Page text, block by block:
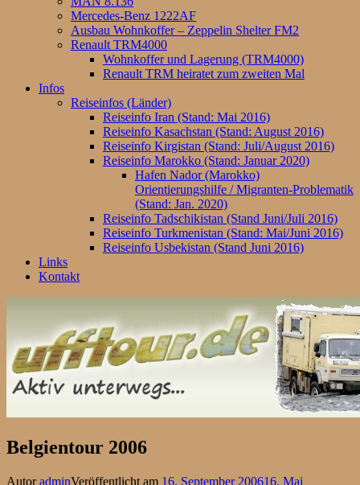
Mercedes-Benz 1222AF
Ausbau Wohnkoffer – Zeppelin Shelter FM2
Renault TRM4000
Wohnkoffer und Lagerung (TRM4000)
Renault TRM heiratet zum zweiten Mal
Infos
Reiseinfos (Länder)
Reiseinfo Iran (Stand: Mai 2016)
Reiseinfo Kasachstan (Stand: August 2016)
Reiseinfo Kirgistan (Stand: Juli/August 2016)
Reiseinfo Marokko (Stand: Januar 2020)
Hafen Nador (Marokko)
Orientierungshilfe / Migranten-Problematik
(Stand: Jan. 2020)
Reiseinfo Tadschikistan (Stand Juni/Juli 2016)
Reiseinfo Turkmenistan (Stand: Mai/Juni 2016)
Reiseinfo Usbekistan (Stand Juni 2016)
Links
Kontakt
Belgientour 2006
AutoradminVeröffentlicht am 16. September 200616. Mai